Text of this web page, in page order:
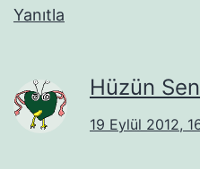
Yanıtla
Hüzün
19 Eylül 2012,